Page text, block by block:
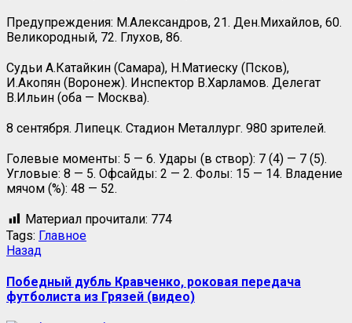
Предупреждения: М.Александров, 21. Ден.Михайлов, 60.
Великородный, 72. Глухов, 86.
Судьи А.Катайкин (Самара), Н.Матиеску (Псков),
И.Акопян (Воронеж). Инспектор В.Харламов. Делегат
В.Ильин (оба — Москва).
8 сентября. Липецк. Стадион Металлург. 980 зрителей.
Голевые моменты: 5 — 6. Удары (в створ): 7 (4) — 7 (5).
Угловые: 8 — 5. Офсайды: 2 — 2. Фолы: 15 — 14. Владение
мячом (%): 48 — 52.
Материал прочитали: 774
Tags: Главное
Назад
Победный дубль Кравченко, роковая передача
футболиста из Грязей (видео)